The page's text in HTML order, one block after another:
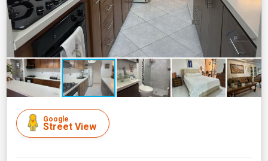
Google
Street View